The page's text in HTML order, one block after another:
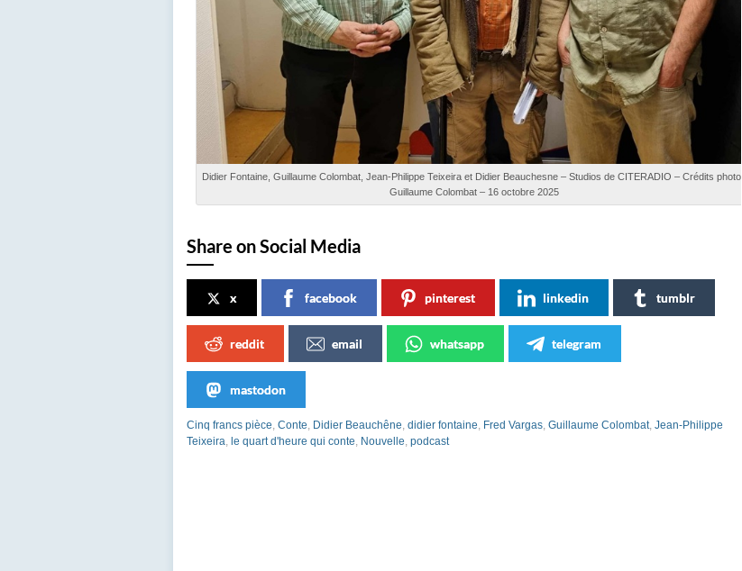
Didier Fontaine, Guillaume Colombat, Jean-Philippe Teixeira et Didier Beauchesne – Studios de CITERADIO – Crédits photo :
Guillaume Colombat – 16 octobre 2025
Share on Social Media
x facebook pinterest linkedin tumblr
reddit email whatsapp telegram
mastodon
Cinq francs pièce Conte Didier Beauchêne didier fontaine Fred Vargas Guillaume Colombat, Jean-Philippe
Teixeira le quart d'heure qui conte Nouvelle podcast